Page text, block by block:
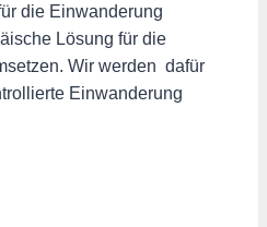
die Einwanderung
Lösung für die
Wir werden dafür
Einwanderung